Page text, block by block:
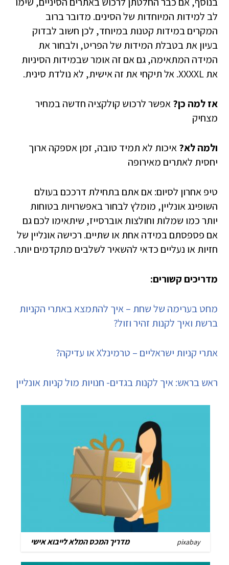
לב למידות המיוחדות של הסינים. מדובר ברוב
המקרים במידות קטנות במיוחד, לכן חשוב לבדוק
בעיון את בטבלת המידות של הפריט, ולבחור את
המידה המתאימה, גם אם זה אומר שבמידות הסיניות
את XXXXL. אל תיקחי את זה אישית, לא נולדת סינית.
אז למה כן?אפשר לרכוש קולקציה חדשה במחיר
מצחיק
ולמה לא?איכות לא תמיד טובה, זמן אספקה ארוך
יחסית לאתרים מאירופה
טיפ אחרון לסיום: אם אתם בתחילת דרככם בעולם
השופינג אונליין, מומלץ לבחור באפשרויות בטוחות
יותר כמו שמלות וחולצות אוברסייז, שיתאימו לכם גם
אם פספסתם במידה אחת או שתיים. רכישה אונליין של
חזיות או נעליים כדאי להשאיר לשלבים מתקדמים יותר.
מדריכים קשורים:
מחט בערימה של שחת – איך להתמצא באתרי הקניות
ברשת ואיך לקנות זהיר וזול?
אתרי קניות ישראליים – טרמינלX או עדיקה?
ראש בראש: איך לקנות בגדים- חנויות מול קניות אונליין
pixabay מדריך המכס המלא לייבוא אישי